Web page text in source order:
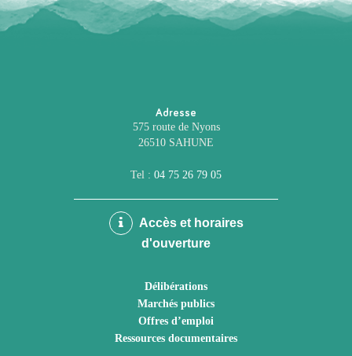
Adresse
575 route de Nyons
26510 SAHUNE
Tel : 04 75 26 79 05
Accès et horaires
d'ouverture
Délibérations
Marchés publics
Offres d’emploi
Ressources documentaires